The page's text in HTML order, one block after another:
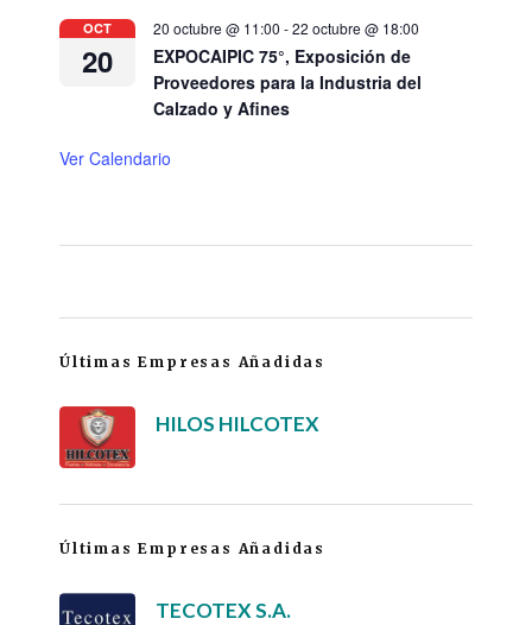
OCT
20
20 octubre @ 11:00 -22 octubre @ 18:00
EXPOCAIPIC 75°, Exposición de
Proveedores para la Industria del
Calzado y Afines
Ver Calendario
Últimas Empresas Añadidas
HILOS HILCOTEX
Últimas Empresas Añadidas
TECOTEX S.A.